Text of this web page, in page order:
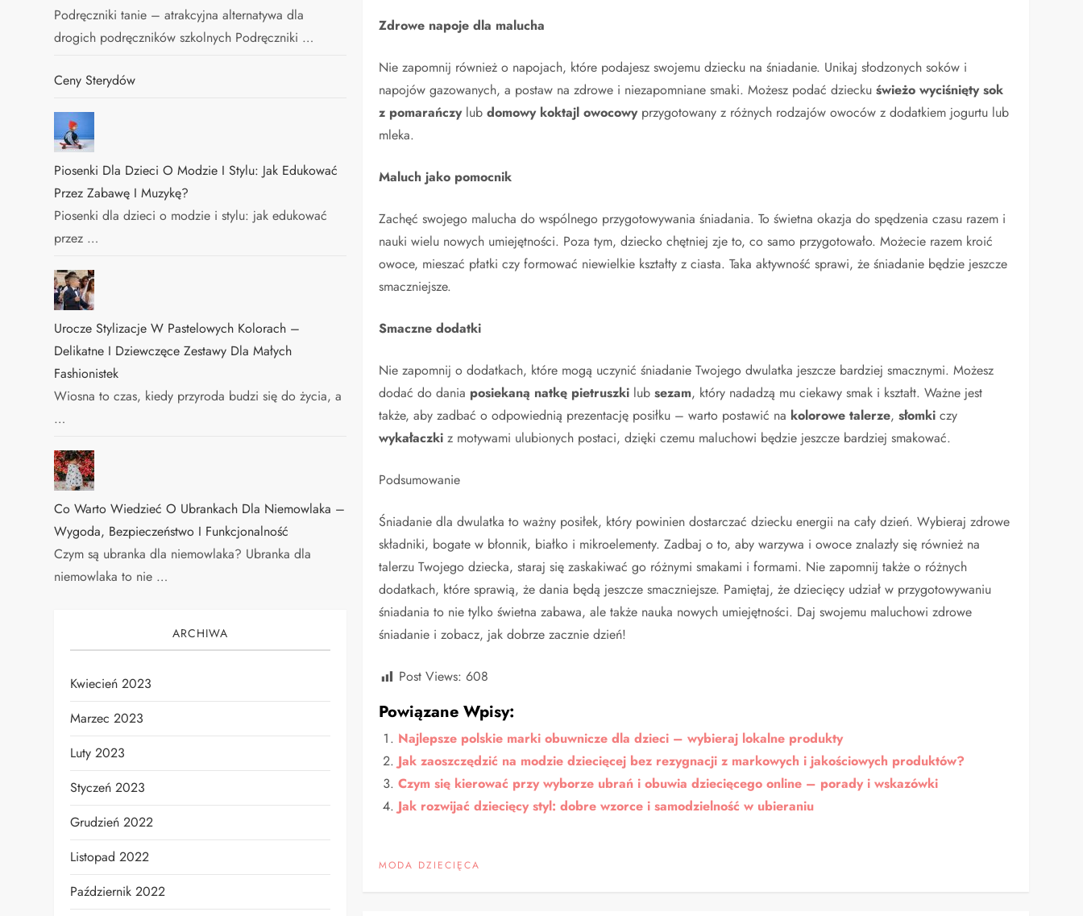
Zdrowe napoje dla malucha
Nie zapomnij również o napojach, które podajesz swojemu dziecku na śniadanie. Unikaj słodzonych soków i
napojów gazowanych, a postaw na zdrowe i niezapomniane smaki. Możesz podać dzieckuświeżo wyciśnięty sok
z pomarańczylubdomowy koktajl owocowyprzygotowany z różnych rodzajów owoców z dodatkiem jogurtu lub
mleka.
Maluch jako pomocnik
Zachęć swojego malucha do wspólnego przygotowywania śniadania. To świetna okazja do spędzenia czasu razem i
nauki wielu nowych umiejętności. Poza tym, dziecko chętniej zje to, co samo przygotowało. Możecie razem kroić
owoce, mieszać płatki czy formować niewielkie kształty z ciasta. Taka aktywność sprawi, że śniadanie będzie jeszcze
smaczniejsze.
Smaczne dodatki
Nie zapomnij o dodatkach, które mogą uczynić śniadanie Twojego dwulatka jeszcze bardziej smacznymi. Możesz
dodać do dania posiekaną natkę pietruszki lubsezam, który nadadzą mu ciekawy smak i kształt. Ważne jest
także, aby zadbać o odpowiednią prezentację posiłku – warto postawić na kolorowe talerze,słomki czy
wykałaczki z motywami ulubionych postaci, dzięki czemu maluchowi będzie jeszcze bardziej smakować.
Podsumowanie
Śniadanie dla dwulatka to ważny posiłek, który powinien dostarczać dziecku energii na cały dzień. Wybieraj zdrowe
składniki, bogate w błonnik, białko i mikroelementy. Zadbaj o to, aby warzywa i owoce znalazły się również na
talerzu Twojego dziecka, staraj się zaskakiwać go różnymi smakami i formami. Nie zapomnij także o różnych
dodatkach, które sprawią, że dania będą jeszcze smaczniejsze. Pamiętaj, że dziecięcy udział w przygotowywaniu
śniadania to nie tylko świetna zabawa, ale także nauka nowych umiejętności. Daj swojemu maluchowi zdrowe
śniadanie i zobacz, jak dobrze zacznie dzień!
Post Views: 608
Powiązane Wpisy:
Najlepsze polskie marki obuwnicze dla dzieci – wybieraj lokalne produkty
Jak zaoszczędzić na modzie dziecięcej bez rezygnacji z markowych i jakościowych produktów?
Czym się kierować przy wyborze ubrań i obuwia dziecięcego online – porady i wskazówki
Jak rozwijać dziecięcy styl: dobre wzorce i samodzielność w ubieraniu
MODA DZIECIĘCA
Podręczniki tanie – atrakcyjna alternatywa dla
drogich podręczników szkolnych Podręczniki …
Ceny Sterydów
Piosenki Dla Dzieci O Modzie I Stylu: Jak Edukować
Przez Zabawę I Muzykę?
Piosenki dla dzieci o modzie i stylu: jak edukować
przez …
Urocze Stylizacje W Pastelowych Kolorach –
Delikatne I Dziewczęce Zestawy Dla Małych
Fashionistek
Wiosna to czas, kiedy przyroda budzi się do życia, a
…
Co Warto Wiedzieć O Ubrankach Dla Niemowlaka –
Wygoda, Bezpieczeństwo I Funkcjonalność
Czym są ubranka dla niemowlaka? Ubranka dla
niemowlaka to nie …
ARCHIWA
Kwiecień 2023
Marzec 2023
Luty 2023
Styczeń 2023
Grudzień 2022
Listopad 2022
Październik 2022